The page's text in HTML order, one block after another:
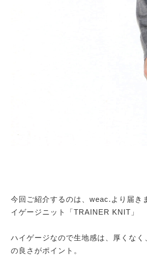
今回ご紹介するのは、weac.より届き
イゲージニット「TRAINER KNIT」
ハイゲージなので生地感は、厚くなく
の良さがポイント。